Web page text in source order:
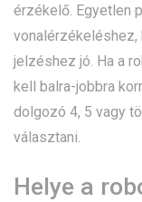
érzékelő. Egyetlen
jelzéshez jó. Ha a
kell balra-jobbra
dolgozó 4, 5 vagy
választani.
Helye a